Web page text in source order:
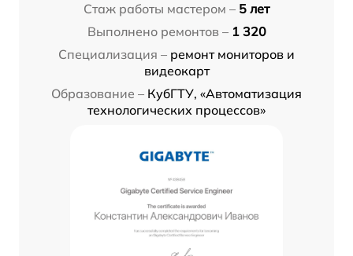
Стаж работы мастером – 5 лет
Выполнено ремонтов – 1 320
Специализация – ремонт мониторов и
видеокарт
Образование – КубГТУ, «Автоматизация
технологических процессов»